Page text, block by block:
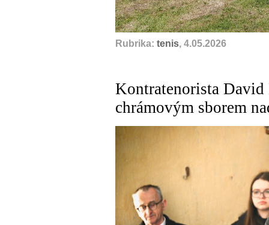
Rubrika: tenis, 4.05.2026
Kontratenorista
chrámovým sborem